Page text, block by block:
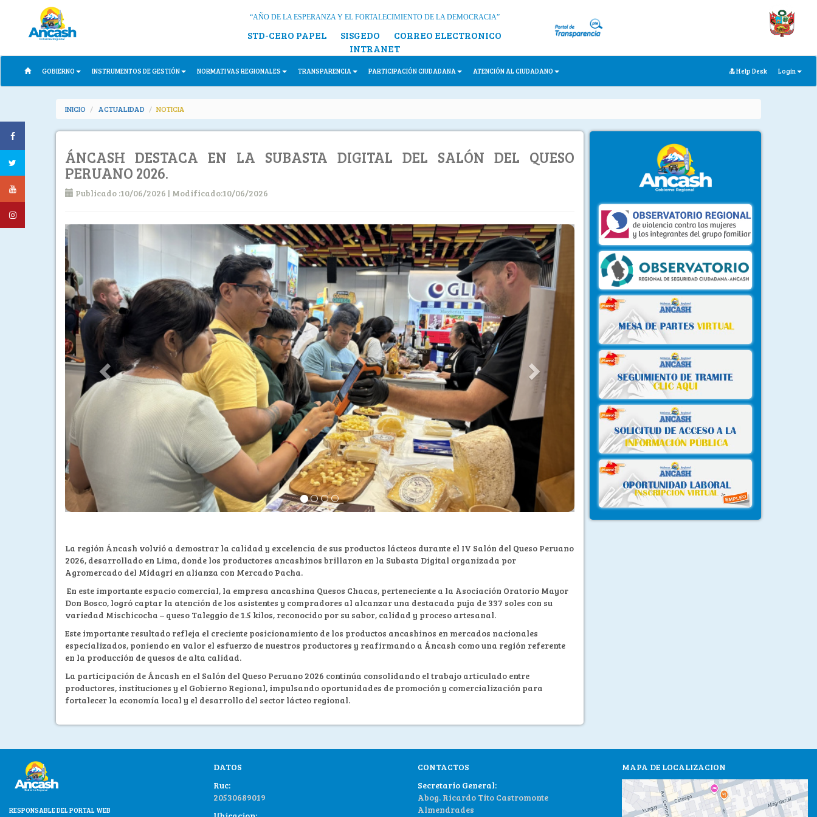
“AÑO DE LA ESPERANZA Y EL FORTALECIMIENTO DE LA DEMOCRACIA”
STD-CERO PAPEL SISGEDO
CORREO ELECTRONICO
INTRANET
GOBIERNO INSTRUMENTOS DE GESTIÓN NORMATIVAS REGIONALES TRANSPARENCIA PARTICIPACIÓN CIUDADANA ATENCIÓN AL CIUDADANO Help Desk Login
INICIO ACTUALIDAD NOTICIA
ÁNCASH DESTACA EN LA SUBASTA DIGITAL DEL SALÓN DEL QUESO
PERUANO 2026.
Publicado :10/06/2026 | Modificado:10/06/2026
Next
La región Áncash volvió a demostrar la calidad y excelencia de sus productos lácteos durante el IV Salón del Queso Peruano
2026, desarrollado en Lima, donde los productores ancashinos brillaron en la Subasta Digital organizada por
Agromercado del Midagri en alianza con Mercado Pacha.
En este importante espacio comercial, la empresa ancashina Quesos Chacas, perteneciente a la Asociación Oratorio Mayor
Don Bosco, logró captar la atención de los asistentes y compradores al alcanzar una destacada puja de 337 soles con su
variedad Mischicocha – queso Taleggio de 1.5 kilos, reconocido por su sabor, calidad y proceso artesanal.
Este importante resultado refleja el creciente posicionamiento de los productos ancashinos en mercados nacionales
especializados, poniendo en valor el esfuerzo de nuestros productores y reafirmando a Áncash como una región referente
en la producción de quesos de alta calidad.
La participación de Áncash en el Salón del Queso Peruano 2026 continúa consolidando el trabajo articulado entre
productores, instituciones y el Gobierno Regional, impulsando oportunidades de promoción y comercialización para
fortalecer la economía local y el desarrollo del sector lácteo regional.
RESPONSABLE DEL PORTAL WEB
DATOS
Ruc:
20530689019
CONTACTOS
Secretario General:
Abog. Ricardo Tito Castromonte
Almendrades
MAPA DE LOCALIZACION